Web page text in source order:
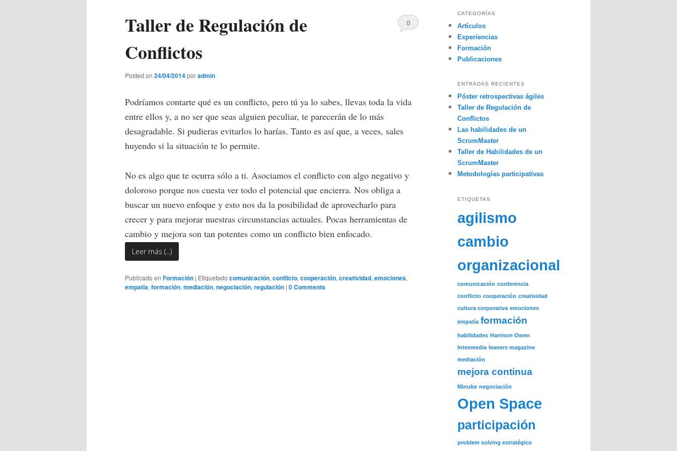
principal
secundario
Taller de Regulación de
Conflictos
Posted on 24/04/2014poradmin
0
Podríamos contarte qué es un conflicto, pero tú ya lo sabes, llevas toda la vida
entre ellos y, a no ser que seas alguien peculiar, te parecerán de lo más
desagradable. Si pudieras evitarlos lo harías. Tanto es así que, a veces, sales
huyendo si la situación te lo permite.
No es algo que te ocurra sólo a ti. Asociamos el conflicto con algo negativo y
doloroso porque nos cuesta ver todo el potencial que encierra. Nos obliga a
buscar un nuevo enfoque y esto nos da la posibilidad de aprovecharlo para
crecer y para mejorar nuestras circunstancias actuales. Pocas herramientas de
cambio y mejora son tan potentes como un conflicto bien enfocado.
Leer más (...)
Publicado en Formación | Etiquetado comunicación, conflicto, cooperación, creatividad, emociones,
empatía, formación, mediación, negociación, regulación | 0 Comments
c
r
CATEGORÍAS
Artículos
Experiencias
Formación
Publicaciones
ENTRADAS RECIENTES
Póster retrospectivas ágiles
Taller de Regulación de
Conflictos
Las habilidades de un
ScrumMaster
Taller de Habilidades de un
ScrumMaster
Metodologías participativas
ETIQUETAS
agilismo
cambio
organizacional
comunicación conferencia
conflicto cooperación creatividad
cultura corporativa emociones
empatía formación
habilidades Harrison Owen
Intexmedia leaners magazine
mediación
mejora continua
Minube negociación
Open Space
participación
problem solving estratégico